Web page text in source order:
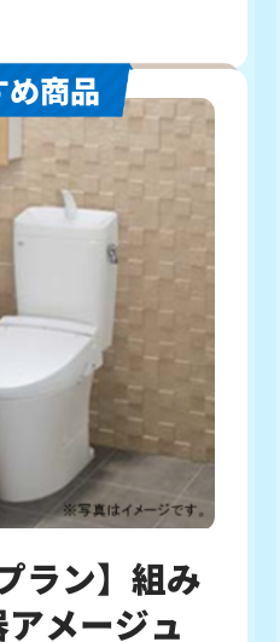
商品
ラン】組み
メージュ